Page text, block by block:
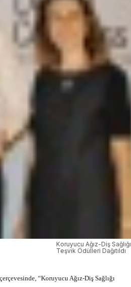
Koruyucu Ağız-Diş
Teşvik Ödülleri Dağıtıldı
“Koruyucu Ağız-Diş Sağlığı